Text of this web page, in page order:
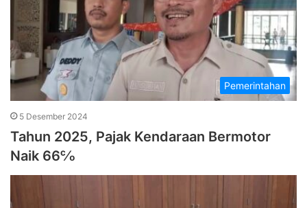
Pemerintahan
5 Desember 2024
Tahun 2025, Pajak Kendaraan Bermotor
Naik 66℅